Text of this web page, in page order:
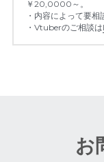
￥20,0000～。
・内容によって要相
・Vtuberのご相談は
お